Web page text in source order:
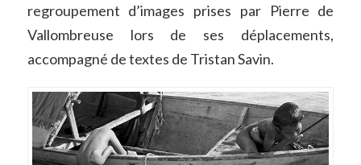
regroupement d’images prises par Pierre de
Vallombreuse lors de ses déplacements,
accompagné de textes de Tristan Savin.